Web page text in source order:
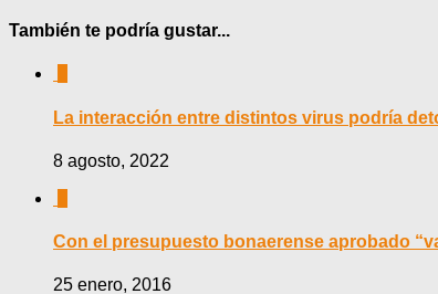
También te podría gustar...
La interacción entre distintos virus podría
8 agosto, 2022
Con el presupuesto bonaerense aprobado
25 enero, 2016